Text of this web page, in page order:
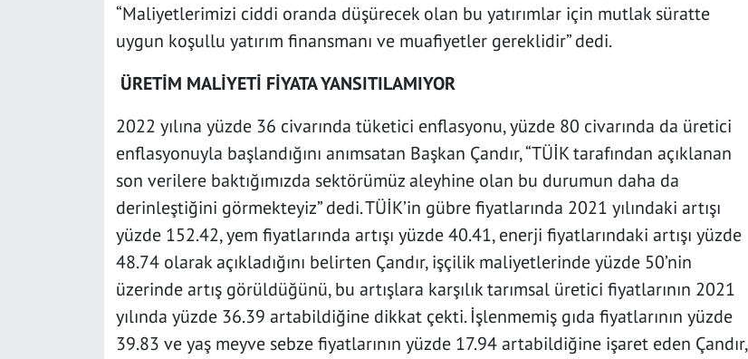
“Maliyetlerimizi ciddi oranda düşürecek olan bu yatırımlar için mutlak süratte
uygun koşullu yatırım finansmanı ve muafiyetler gereklidir” dedi.
ÜRETİM MALİYETİ FİYATA YANSITILAMIYOR
2022 yılına yüzde 36 civarında tüketici enflasyonu, yüzde 80 civarında da üretici
enflasyonuyla başlandığını anımsatan Başkan Çandır, “TÜİK tarafından açıklanan
son verilere baktığımızda sektörümüz aleyhine olan bu durumun daha da
derinleştiğini görmekteyiz” dedi. TÜİK’in gübre fiyatlarında 2021 yılındaki artışı
yüzde 152.42, yem fiyatlarında artışı yüzde 40.41, enerji fiyatlarındaki artışı yüzde
48.74 olarak açıkladığını belirten Çandır, işçilik maliyetlerinde yüzde 50’nin
üzerinde artış görüldüğünü, bu artışlara karşılık tarımsal üretici fiyatlarının 2021
yılında yüzde 36.39 artabildiğine dikkat çekti. İşlenmemiş gıda fiyatlarının yüzde
39.83 ve yaş meyve sebze fiyatlarının yüzde 17.94 artabildiğine işaret eden Çandır,